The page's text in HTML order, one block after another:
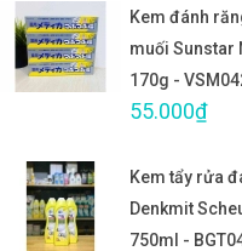
Kem đánh
muối Sunstar
170g -
55.000₫
Kem tẩy rửa
Denkmit
750ml -